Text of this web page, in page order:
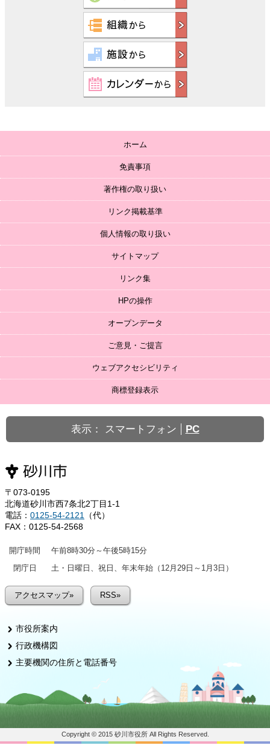
ホーム
免責事項
著作権の取り扱い
リンク掲載基準
個人情報の取り扱い
サイトマップ
リンク集
HPの操作
オープンデータ
ご意見・ご提言
ウェブアクセシビリティ
商標登録表示
表示： スマートフォン PC
〒073-0195
北海道砂川市西7条北2丁目1-1
電話： 0125-54-2121
（代）
FAX：0125-54-2568
開庁時間
午前8時30分～午後5時15分
閉庁日
土・日曜日、祝日、年末年始（12月29日～1月3日）
アクセスマップ» RSS»
市役所案内
行政機構図
主要機関の住所と電話番号
Copyright © 2015 砂川市役所 All Rights Reserved.